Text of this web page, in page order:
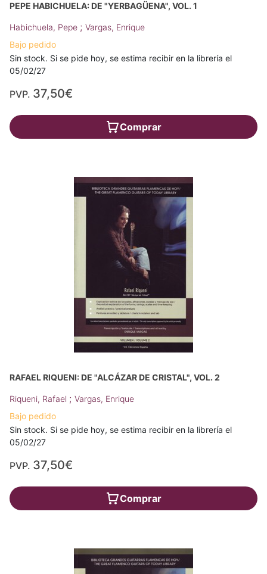
PEPE HABICHUELA: DE "YERBAGÜENA", VOL. 1
Habichuela, Pepe ; Vargas, Enrique
Bajo pedido
Sin stock. Si se pide hoy, se estima recibir en la librería el
05/02/27
PVP. 37,50€
Comprar
RAFAEL RIQUENI: DE "ALCÁZAR DE CRISTAL", VOL. 2
Riqueni, Rafael ; Vargas, Enrique
Bajo pedido
Sin stock. Si se pide hoy, se estima recibir en la librería el
05/02/27
PVP. 37,50€
Comprar